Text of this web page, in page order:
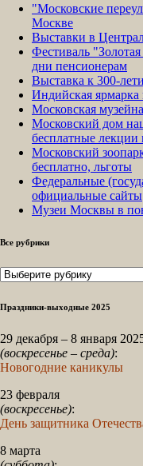
"Московские
Москве
Выставки в
Фестиваль
дни пенсионерам
Выставка к 300-
Индийская
Московская
Московский дом
бесплатные лекции
Московский
бесплатно, льготы
Федеральные
официальные сайты
Музеи Москвы в
Все рубрики
Все
Праздники-выходные 2025
29 декабря – 8 января
(воскресенье – среда):
Новогодние каникулы
23 февраля
(воскресенье):
День защитника
8 марта